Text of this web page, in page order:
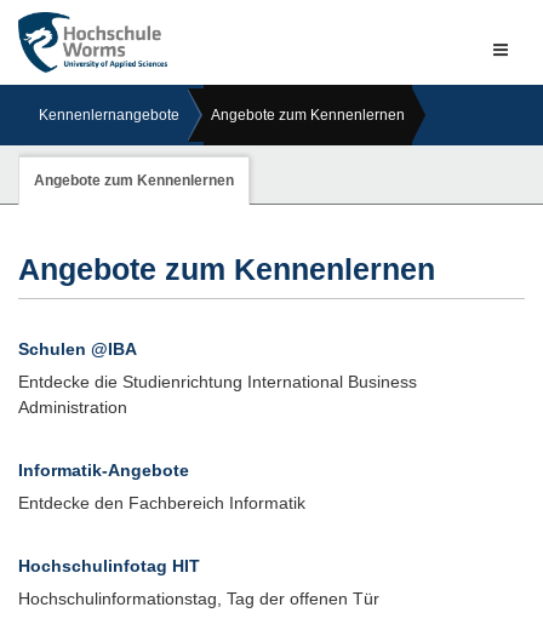
Kennenlernangebote Angebote zum Kennenlernen
Angebote zum Kennenlernen
Angebote zum Kennenlernen
Schulen @IBA
Entdecke die Studienrichtung International Business
Administration
Informatik-Angebote
Entdecke den Fachbereich Informatik
Hochschulinfotag HIT
Hochschulinformationstag, Tag der offenen Tür